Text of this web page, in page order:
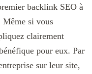
backlink SEO à
Même si vous
clairement
pour eux. Par
sur leur site,